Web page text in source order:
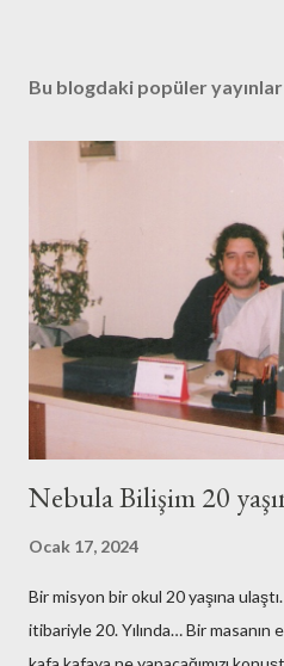
Bu blogdaki popüler yayınlar
Nebula Bilişim 20
Ocak 17, 2024
Bir misyon bir okul 20 yaşına
itibariyle 20. Yılında… Bir masanın